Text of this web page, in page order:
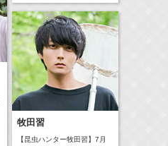
牧田習
【昆虫ハンター牧田習】7月